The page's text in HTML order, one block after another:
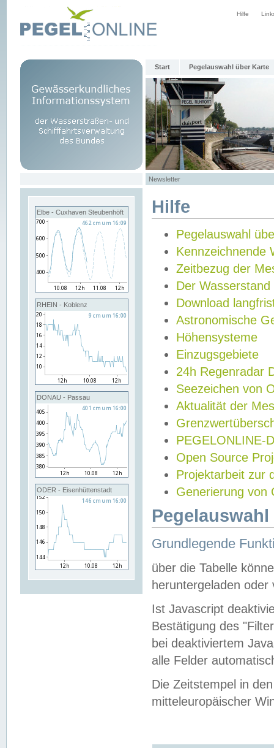
Hilfe
Start Pegelauswahl über Karte
Newsletter
Elbe - Cuxhaven Steubenhöft
RHEIN - Koblenz
DONAU - Passau
ODER - Eisenhüttenstadt
Hilfe
Pegelauswahl
Kennzeichnende
Zeitbezug der
Der Wasserstand
Download
Astronomische
Höhensysteme
Einzugsgebiete
24h Regenradar
Seezeichen von
Aktualität der
PEGELONLINE-
Open Source
Projektarbeit zur
Generierung von
Grundlegende
über die Tabelle
heruntergeladen oder
Ist Javascript
Bestätigung des
bei deaktiviertem
alle Felder
Die Zeitstempel in
mitteleuropäischer